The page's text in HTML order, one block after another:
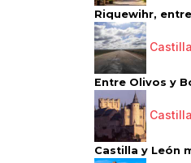
Riquewihr,
Entre Olivos y
Castilla y León